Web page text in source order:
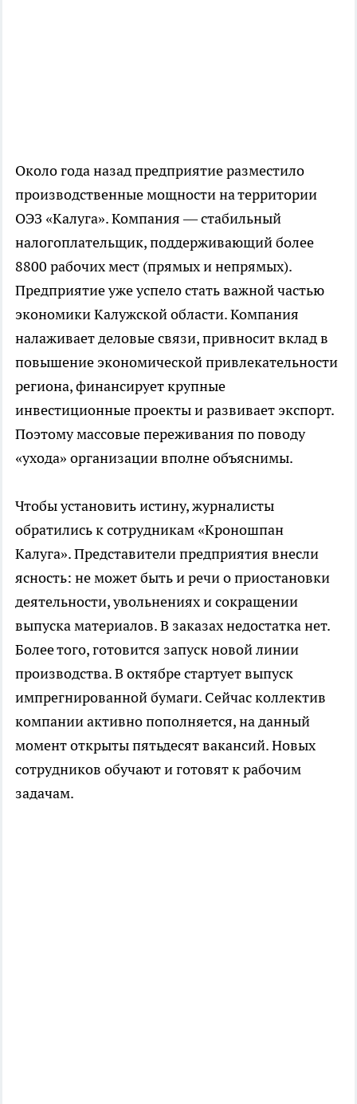
Около года назад предприятие разместило
производственные мощности на территории
ОЭЗ «Калуга». Компания — стабильный
налогоплательщик, поддерживающий более
8800 рабочих мест (прямых и непрямых).
Предприятие уже успело стать важной частью
экономики Калужской области. Компания
налаживает деловые связи, привносит вклад в
повышение экономической привлекательности
региона, финансирует крупные
инвестиционные проекты и развивает экспорт.
Поэтому массовые переживания по поводу
«ухода» организации вполне объяснимы.
Чтобы установить истину, журналисты
обратились к сотрудникам «Кроношпан
Калуга». Представители предприятия внесли
ясность: не может быть и речи о приостановки
деятельности, увольнениях и сокращении
выпуска материалов. В заказах недостатка нет.
Более того, готовится запуск новой линии
производства. В октябре стартует выпуск
импрегнированной бумаги. Сейчас коллектив
компании активно пополняется, на данный
момент открыты пятьдесят вакансий. Новых
сотрудников обучают и готовят к рабочим
задачам.